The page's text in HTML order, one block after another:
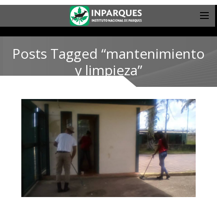
Posts Tagged “mantenimiento
y limpieza”